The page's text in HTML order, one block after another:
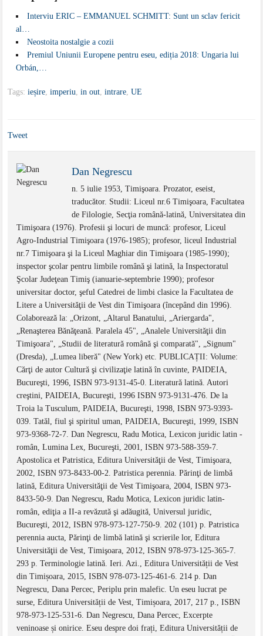
Interviu ERIC – EMMANUEL SCHMITT: Sunt un sclav fericit
al…
Neostoita nostalgie a cozii
Premiul Uniunii Europene pentru eseu, ediția 2018: Ungaria lui
Orbán,…
Tags:ieșire,imperiu,in out,intrare,UE
Tweet
Dan Negrescu
n. 5 iulie 1953, Timişoara. Prozator, eseist,
traducător. Studii: Liceul nr.6 Timişoara, Facultatea
de Filologie, Secţia română-latină, Universitatea din
Timişoara (1976). Profesii şi locuri de muncă: profesor, Liceul
Agro-Industrial Timişoara (1976-1985); profesor, liceul Industrial
nr.7 Timişoara şi la Liceul Maghiar din Timişoara (1985-1990);
inspector şcolar pentru limbile română şi latină, la Inspectoratul
Şcolar Judeţean Timiş (ianuarie-septembrie 1990); profesor
universitar doctor, şeful Catedrei de limbi clasice la Facultatea de
Litere a Universităţii de Vest din Timişoara (începând din 1996).
Colaborează la: „Orizont, „Altarul Banatului, „Ariergarda",
„Renaşterea Bănăţeană. Paralela 45", „Analele Universităţii din
Timişoara", „Studii de literatură română şi comparată", „Signum"
(Dresda), „Lumea liberă" (New York) etc. PUBLICAȚII: Volume:
Cărţi de autor Cultură şi civilizaţie latină în cuvinte, PAIDEIA,
Bucureşti, 1996, ISBN 973-9131-45-0. Literatură latină. Autori
creştini, PAIDEIA, Bucureşti, 1996 ISBN 973-9131-476. De la
Troia la Tusculum, PAIDEIA, Bucureşti, 1998, ISBN 973-9393-
039. Tatăl, fiul şi spiritul uman, PAIDEIA, Bucureşti, 1999, ISBN
973-9368-72-7. Dan Negrescu, Radu Motica, Lexicon juridic latin -
român, Lumina Lex, Bucureşti, 2001, ISBN 973-588-359-7.
Apostolica et Patristica, Editura Universităţii de Vest, Timişoara,
2002, ISBN 973-8433-00-2. Patristica perennia. Părinţi de limbă
latină, Editura Universităţii de Vest Timişoara, 2004, ISBN 973-
8433-50-9. Dan Negrescu, Radu Motica, Lexicon juridic latin-
român, ediţia a II-a revăzută şi adăugită, Universul juridic,
Bucureşti, 2012, ISBN 978-973-127-750-9. 202 (101) p. Patristica
perennia aucta, Părinţi de limbă latină şi scrierile lor, Editura
Universităţii de Vest, Timişoara, 2012, ISBN 978-973-125-365-7.
293 p. Terminologie latină. Ieri. Azi., Editura Universității de Vest
din Timișoara, 2015, ISBN 978-073-125-461-6. 214 p. Dan
Negrescu, Dana Percec, Periplu prin malefic. Un eseu lucrat pe
surse, Editura Universității de Vest, Timișoara, 2017, 217 p., ISBN
978-973-125-531-6. Dan Negrescu, Dana Percec, Excerpte
veninoase și onirice. Eseu despre doi frați, Editura Universității de